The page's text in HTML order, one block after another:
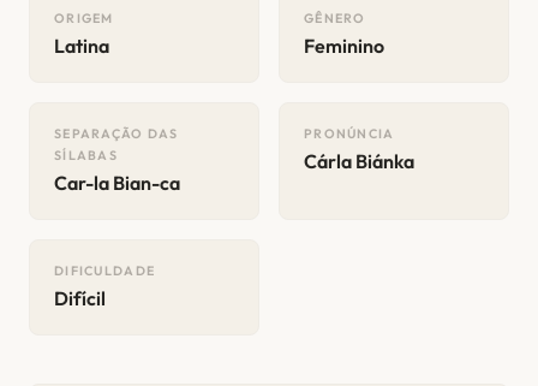
ORIGEM
Latina
GÊNERO
Feminino
SEPARAÇÃO DAS
SÍLABAS
Car-la Bian-ca
PRONÚNCIA
Cárla Biánka
DIFICULDADE
Difícil